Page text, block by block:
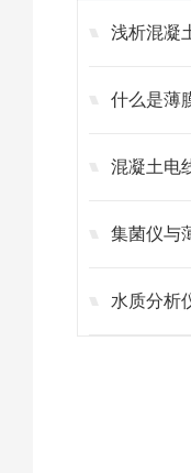
浅析混凝
什么是薄
混凝土电
集菌仪与
水质分析